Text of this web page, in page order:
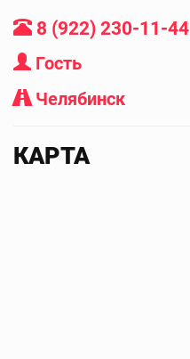
8 (922) 230-11-44
Гость
Челябинск
КАРТА